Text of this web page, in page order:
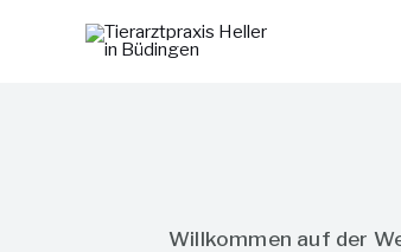
Willkommen auf der